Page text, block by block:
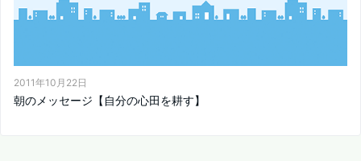
2011年10月22日
朝のメッセージ【自分の心田を耕す】